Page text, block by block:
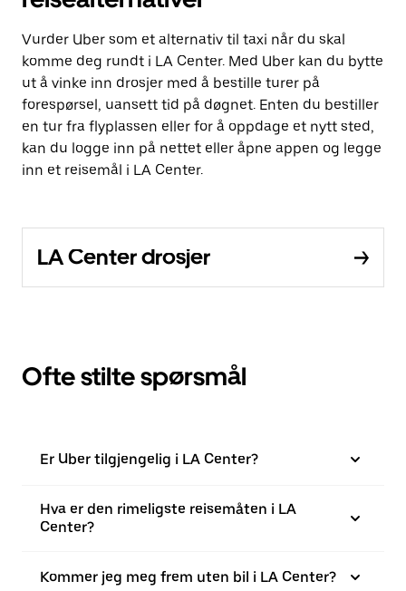
Vurder Uber som et alternativ til taxi når du skal
komme deg rundt i LA Center. Med Uber kan du bytte
ut å vinke inn drosjer med å bestille turer på
forespørsel, uansett tid på døgnet. Enten du bestiller
en tur fra flyplassen eller for å oppdage et nytt sted,
kan du logge inn på nettet eller åpne appen og legge
inn et reisemål i LA Center.
LA Center drosjer
Ofte stilte spørsmål
Er Uber tilgjengelig i LA Center?
Hva er den rimeligste reisemåten i LA
Center?
Kommer jeg meg frem uten bil i LA Center?